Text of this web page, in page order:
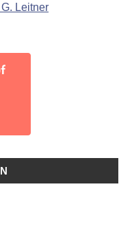
Leitner